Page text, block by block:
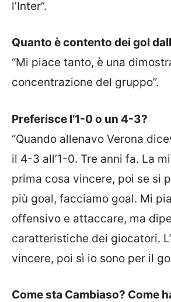
l’Inter”.
Quanto è contento dei gol
“Mi piace tanto, è una
concentrazione del gruppo”.
Preferisce l’1-0 o un 4-3?
“Quando allenavo Verona
il 4-3 all’1-0. Tre anni fa. La
prima cosa vincere, poi se si
più goal, facciamo goal. Mi
offensivo e attaccare, ma
caratteristiche dei giocatori.
vincere, poi sì io sono per il
Come sta Cambiaso? Come